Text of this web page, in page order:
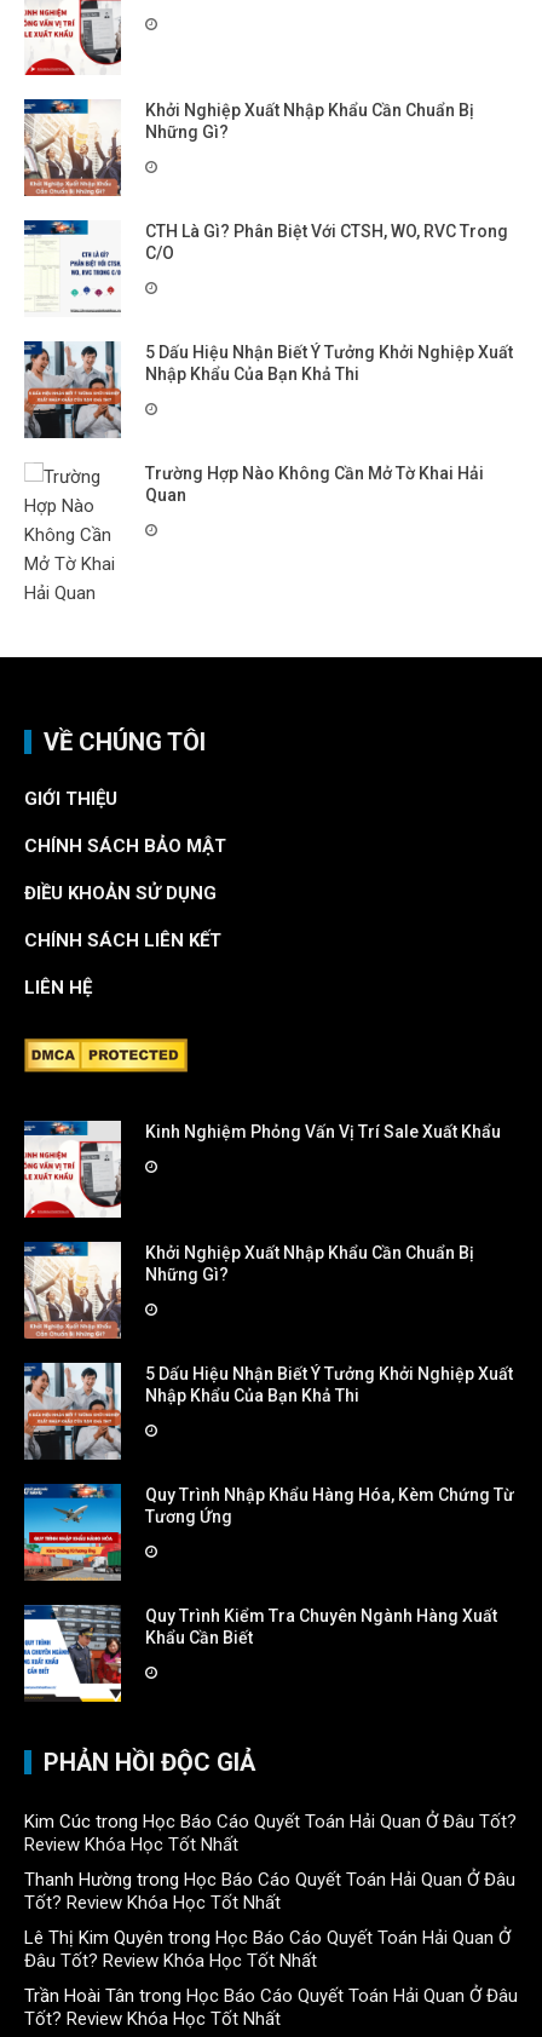
Khởi Nghiệp Xuất Nhập Khẩu Cần Chuẩn Bị
Những Gì?
CTH Là Gì? Phân Biệt Với CTSH, WO, RVC Trong
C/O
5 Dấu Hiệu Nhận Biết Ý Tưởng Khởi Nghiệp Xuất
Nhập Khẩu Của Bạn Khả Thi
Trường Hợp Nào Không Cần Mở Tờ Khai Hải
Quan
VỀ CHÚNG TÔI
GIỚI THIỆU
CHÍNH SÁCH BẢO MẬT
ĐIỀU KHOẢN SỬ DỤNG
CHÍNH SÁCH LIÊN KẾT
LIÊN HỆ
Kinh Nghiệm Phỏng Vấn Vị Trí Sale Xuất Khẩu
Khởi Nghiệp Xuất Nhập Khẩu Cần Chuẩn Bị
Những Gì?
5 Dấu Hiệu Nhận Biết Ý Tưởng Khởi Nghiệp Xuất
Nhập Khẩu Của Bạn Khả Thi
Quy Trình Nhập Khẩu Hàng Hóa, Kèm Chứng Từ
Tương Ứng
Quy Trình Kiểm Tra Chuyên Ngành Hàng Xuất
Khẩu Cần Biết
PHẢN HỒI ĐỘC GIẢ
Kim Cúc trong Học Báo Cáo Quyết Toán Hải Quan Ở Đâu Tốt?
Review Khóa Học Tốt Nhất
Thanh Hường trong Học Báo Cáo Quyết Toán Hải Quan Ở Đâu
Tốt? Review Khóa Học Tốt Nhất
Lê Thị Kim Quyên trong Học Báo Cáo Quyết Toán Hải Quan Ở
Đâu Tốt? Review Khóa Học Tốt Nhất
Trần Hoài Tân trong Học Báo Cáo Quyết Toán Hải Quan Ở Đâu
Tốt? Review Khóa Học Tốt Nhất